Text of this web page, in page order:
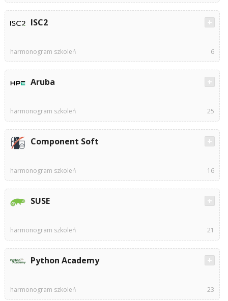
ISC2
harmonogram szkoleń 6
Aruba
harmonogram szkoleń 25
Component Soft
harmonogram szkoleń 16
SUSE
harmonogram szkoleń 21
Python Academy
harmonogram szkoleń 23